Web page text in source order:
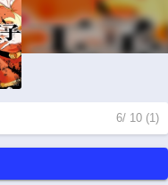
6/ 10 (1)